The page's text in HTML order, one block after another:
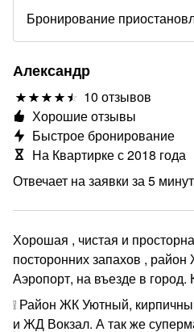
Бронирование
Александр
10 отзывов
Отвечает на заявки за 5 минут
Хорошие отзывы
Быстрое бронирование
На Квартирке с 2018 года
Хорошая , чистая и
посторонних запахов ,
Аэропорт, на въезде в
❕ Район ЖК Уютный,
и ЖД Вокзал. А так же